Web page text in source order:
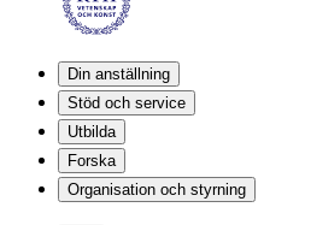
Din anställning
Stöd och service
Utbilda
Forska
Organisation och styrning